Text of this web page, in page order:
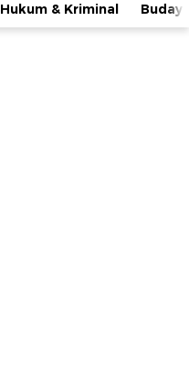
Hukum & Kriminal